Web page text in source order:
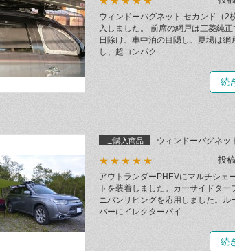
ウィンドーバグネット セカンド（2
入しました。 前席の網戸は三菱純
日除け、車中泊の目隠し、夏場は網
し、超コンパク...
続
ご購入商品 ウィンドーバグネッ
★★★★★ 投
アウトランダーPHEVにマルチシェ
トを装着しました。カーサイドター
ニバンリビングを応用しました。ル
バーにイレクターパイ...
続